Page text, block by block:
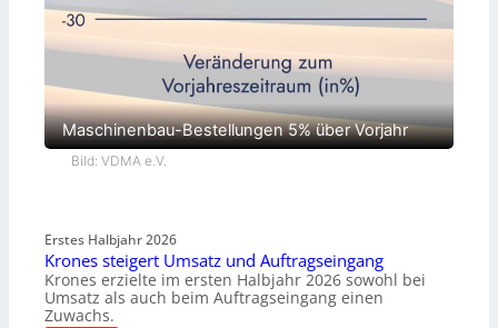
Maschinenbau-Bestellungen 5% über Vorjahr
Bild: VDMA e.V.
Erstes Halbjahr 2026
Krones steigert Umsatz und Auftragseingang
Krones erzielte im ersten Halbjahr 2026 sowohl bei
Umsatz als auch beim Auftragseingang einen
Zuwachs.